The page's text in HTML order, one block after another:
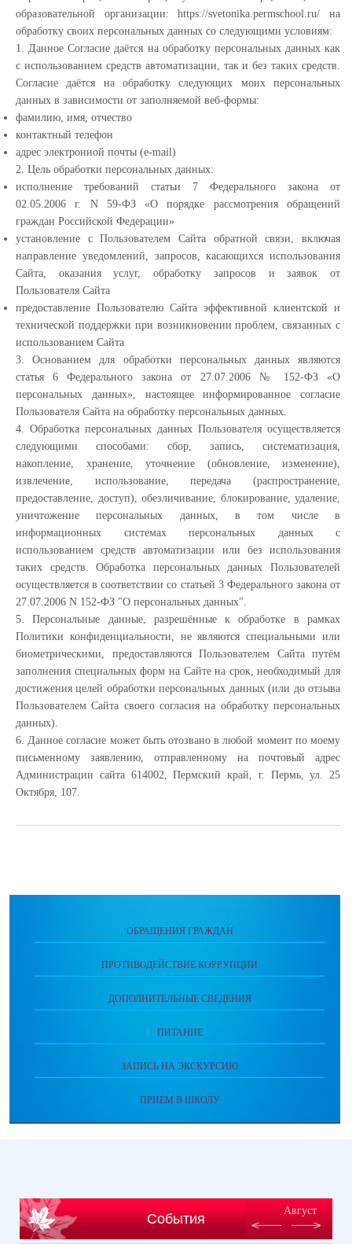
образовательной организации: https://svetonika.permschool.ru/ на
обработку своих персональных данных со следующими условиям:
1. Данное Согласие даётся на обработку персональных данных как
с использованием средств автоматизации, так и без таких средств.
Согласие даётся на обработку следующих моих персональных
данных в зависимости от заполняемой веб-формы:
фамилию, имя, отчество
контактный телефон
адрес электронной почты (e-mail)
2. Цель обработки персональных данных:
исполнение требований статьи 7 Федерального закона от
02.05.2006 г. N 59-ФЗ «О порядке рассмотрения обращений
граждан Российской Федерации»
установление с Пользователем Сайта обратной связи, включая
направление уведомлений, запросов, касающихся использования
Сайта, оказания услуг, обработку запросов и заявок от
Пользователя Сайта
предоставление Пользователю Сайта эффективной клиентской и
технической поддержки при возникновении проблем, связанных с
использованием Сайта
3. Основанием для обработки персональных данных являются
статья 6 Федерального закона от 27.07.2006 № 152-ФЗ «О
персональных данных», настоящее информированное согласие
Пользователя Сайта на обработку персональных данных.
4. Обработка персональных данных Пользователя осуществляется
следующими способами: сбор, запись, систематизация,
накопление, хранение, уточнение (обновление, изменение),
извлечение, использование, передача (распространение,
предоставление, доступ), обезличивание, блокирование, удаление,
уничтожение персональных данных, в том числе в
информационных системах персональных данных с
использованием средств автоматизации или без использования
таких средств. Обработка персональных данных Пользователей
осуществляется в соответствии со статьей 3 Федерального закона от
27.07.2006 N 152-ФЗ "О персональных данных".
5. Персональные данные, разрешённые к обработке в рамках
Политики конфиденциальности, не являются специальными или
биометрическими, предоставляются Пользователем Сайта путём
заполнения специальных форм на Сайте на срок, необходимый для
достижения целей обработки персональных данных (или до отзыва
Пользователем Сайта своего согласия на обработку персональных
данных).
6. Данное согласие может быть отозвано в любой момент по моему
письменному заявлению, отправленному на почтовый адрес
Администрации сайта 614002, Пермский край, г. Пермь, ул. 25
Октября, 107.
ОБРАЩЕНИЯ ГРАЖДАН
ПРОТИВОДЕЙСТВИЕ КОРРУПЦИИ
ДОПОЛНИТЕЛЬНЫЕ СВЕДЕНИЯ
ПИТАНИЕ
ЗАПИСЬ НА ЭКСКУРСИЮ
ПРИЕМ В ШКОЛУ
События
Август